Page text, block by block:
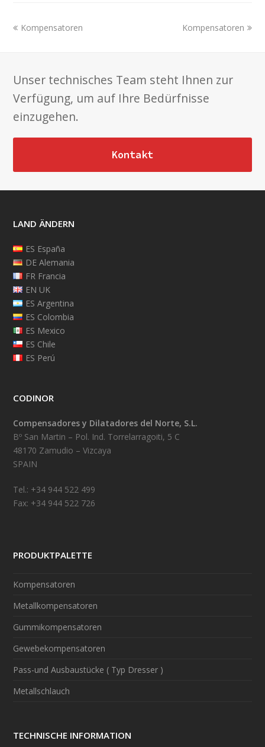
previous
Kompensatoren
next
Kompensatoren
Unser technisches Team steht Ihnen zur
Verfügung, um auf Ihre Bedürfnisse
einzugehen.
Kontakt
LAND ÄNDERN
ES España
DE Alemania
FR Francia
EN UK
ES Argentina
ES Colombia
ES Mexico
ES Chile
ES Perú
CODINOR
Compensadores y Dilatadores del Norte, S.L.
Bº San Martin – Pol. Ind. Torrelarragoiti, 5 C
48170 Zamudio – Vizcaya
SPAIN
Tel.: +34 944 522 499
Fax: +34 944 522 726
PRODUKTPALETTE
Kompensatoren
Metallkompensatoren
Gummikompensatoren
Gewebekompensatoren
Pass-und Ausbaustücke ( Typ Dresser )
Metallschlauch
TECHNISCHE INFORMATION